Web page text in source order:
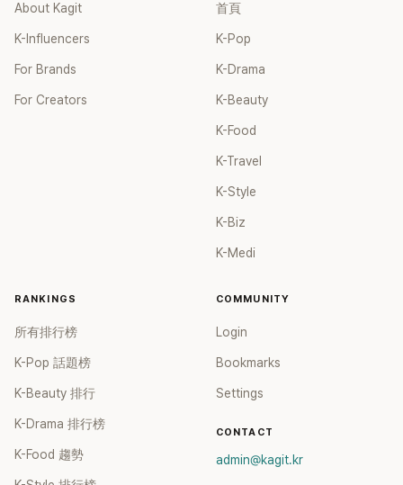
About Kagit
K-Influencers
For Brands
For Creators
首頁
K-Pop
K-Drama
K-Beauty
K-Food
K-Travel
K-Style
K-Biz
K-Medi
RANKINGS
所有排行榜
K-Pop 話題榜
K-Beauty 排行
K-Drama 排行榜
K-Food 趨勢
COMMUNITY
Login
Bookmarks
Settings
CONTACT
admin@kagit.kr